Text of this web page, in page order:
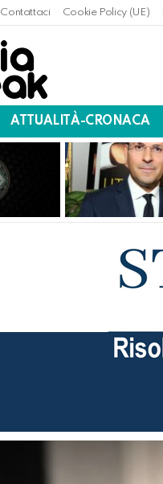
Contattaci Cookie Policy (UE)
ATTUALITÀ-CRONACA